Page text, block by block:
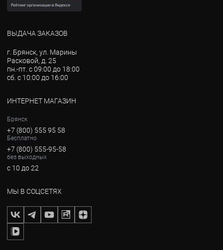
ВЫДАЧА ЗАКАЗОВ
г. Брянск, ул. Марины
Расковой, д. 25
пн.-пт. с 09:00 до 18:00
сб. с 10:00 до 16:00
ИНТЕРНЕТ МАГАЗИН
Брянск
+7 (800) 555 95 58
Бесплатно
+7 (800) 555-95-58
без выходных
с 10 до 22
МЫ В СОЦСЕТЯХ